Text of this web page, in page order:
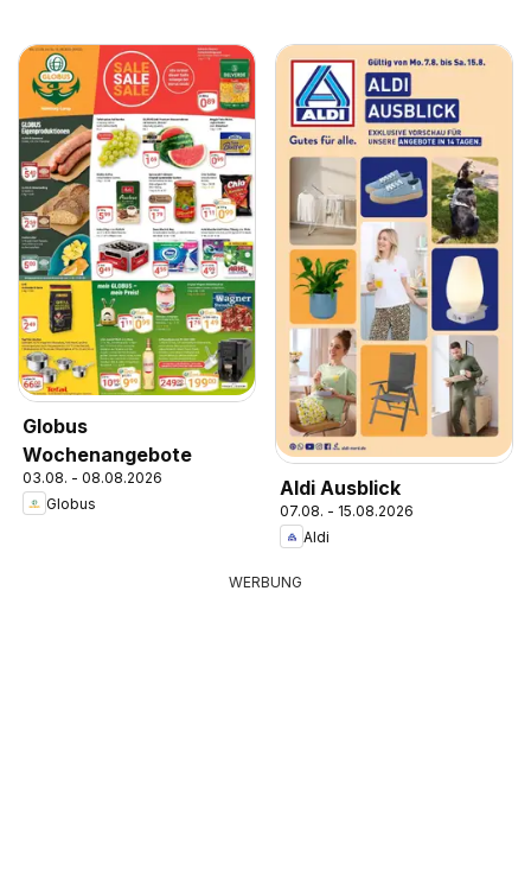
Globus
Wochenangebote
03.08. - 08.08.2026
Globus
Aldi Ausblick
07.08. - 15.08.2026
Aldi
WERBUNG